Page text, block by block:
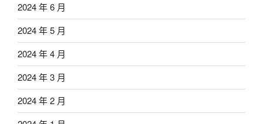
2024 年 6 月
2024 年 5 月
2024 年 4 月
2024 年 3 月
2024 年 2 月